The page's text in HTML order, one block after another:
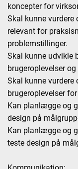
koncepter for
Skal kunne
relevant for
problemstillinger.
Skal kunne udvikle
brugeroplevelser
Skal kunne
brugeroplevelser
Kan planlægge og
design på
Kan planlægge og
teste design på